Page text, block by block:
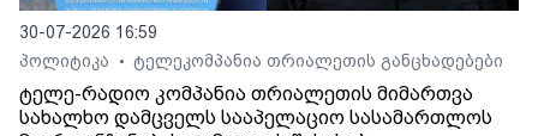
30-07-2026 16:59
პოლიტიკა
• ტელეკომპანია თრიალეთის განცხადებები
ტელე-რადიო კომპანია თრიალეთის მიმართვა
სახალხო დამცველს სააპელაციო სასამართლოს